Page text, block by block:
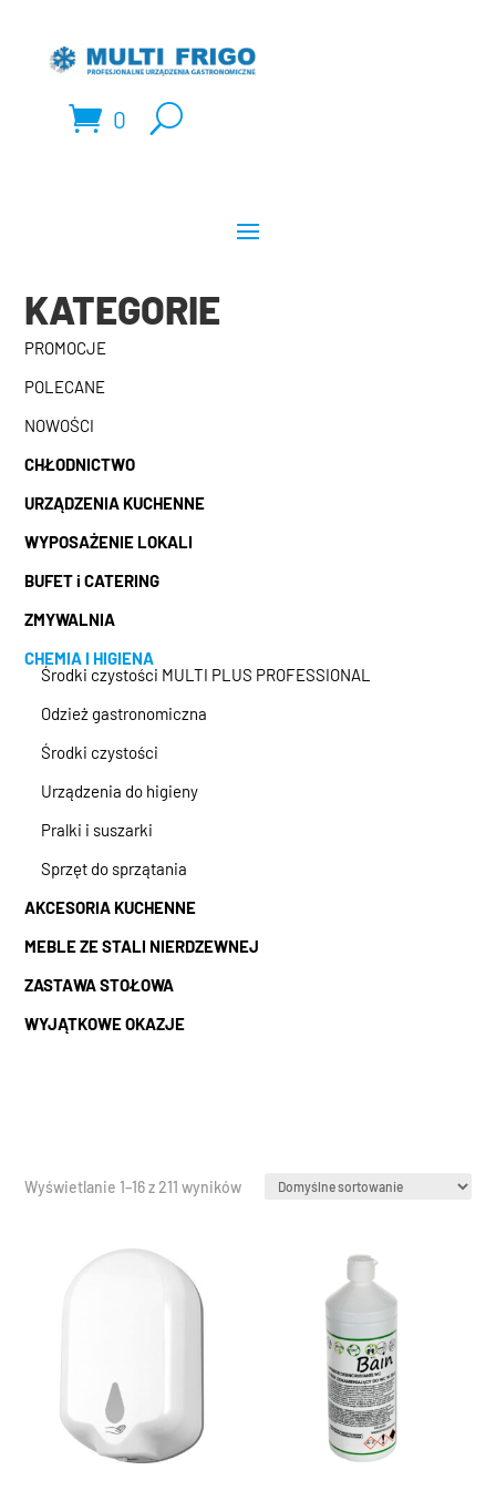
0
KATEGORIE
PROMOCJE
POLECANE
NOWOŚCI
CHŁODNICTWO
URZĄDZENIA KUCHENNE
WYPOSAŻENIE LOKALI
BUFET i CATERING
ZMYWALNIA
CHEMIA I HIGIENA
Środki czystości MULTI PLUS PROFESSIONAL
Odzież gastronomiczna
Środki czystości
Urządzenia do higieny
Pralki i suszarki
Sprzęt do sprzątania
AKCESORIA KUCHENNE
MEBLE ZE STALI NIERDZEWNEJ
ZASTAWA STOŁOWA
WYJĄTKOWE OKAZJE
Wyświetlanie 1–16 z 211 wyników